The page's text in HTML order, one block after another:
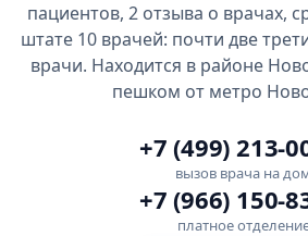
пациентов, 2 отзыва о врачах,
штате 10 врачей: почти две
врачи. Находится в районе
пешком от метро
+7 (499) 213-
вызов врача на
+7 (966) 150-
платное